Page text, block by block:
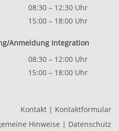
08:30 – 12:30 Uhr
15:00 – 18:00 Uhr
Anmeldung Integration
08:30 – 12:00 Uhr
15:00 – 18:00 Uhr
Kontakt | Kontaktformular
Hinweise | Datenschutz